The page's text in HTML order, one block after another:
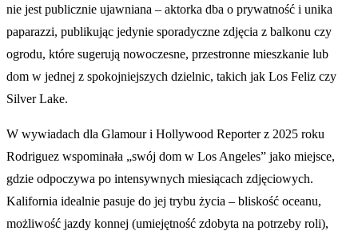
nie jest publicznie ujawniana – aktorka dba o prywatność i unika
paparazzi, publikując jedynie sporadyczne zdjęcia z balkonu czy
ogrodu, które sugerują nowoczesne, przestronne mieszkanie lub
dom w jednej z spokojniejszych dzielnic, takich jak Los Feliz czy
Silver Lake.
W wywiadach dla Glamour i Hollywood Reporter z 2025 roku
Rodriguez wspominała „swój dom w Los Angeles” jako miejsce,
gdzie odpoczywa po intensywnych miesiącach zdjęciowych.
Kalifornia idealnie pasuje do jej trybu życia – bliskość oceanu,
możliwość jazdy konnej (umiejętność zdobyta na potrzeby roli),